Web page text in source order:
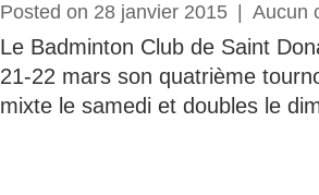
Posted on 28 janvier 2015 Aucun
Le Badminton Club de Saint
21-22 mars son quatrième
mixte le samedi et doubles le